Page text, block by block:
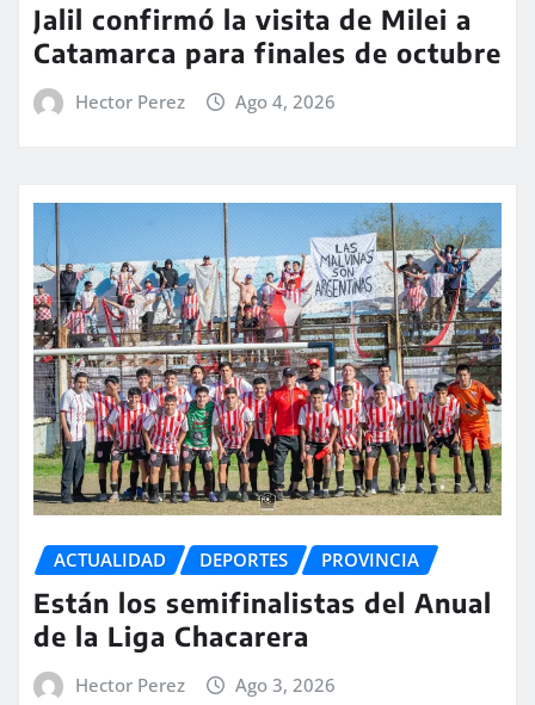
Jalil confirmó la visita de Milei a
Catamarca para finales de octubre
Hector Perez Ago 4, 2026
ACTUALIDAD DEPORTES PROVINCIA
Están los semifinalistas del Anual
de la Liga Chacarera
Hector Perez Ago 3, 2026